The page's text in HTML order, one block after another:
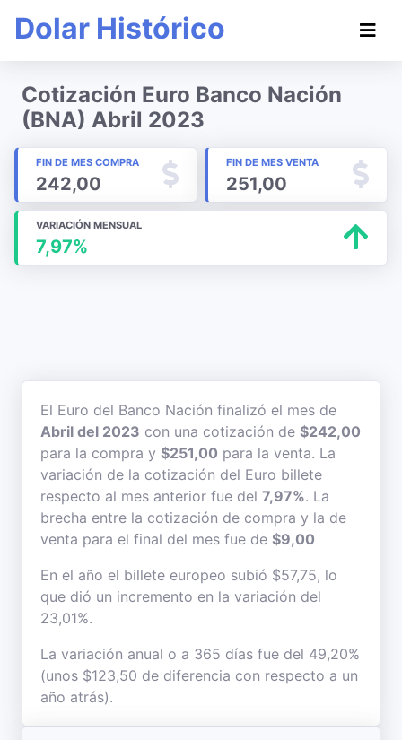
Dolar Histórico
Cotización Euro Banco Nación
(BNA) Abril 2023
FIN DE MES COMPRA
242,00
FIN DE MES VENTA
251,00
VARIACIÓN MENSUAL
7,97%
El Euro del Banco Nación finalizó el mes de
Abril del 2023 con una cotización de $242,00
para la compra y $251,00 para la venta. La
variación de la cotización del Euro billete
respecto al mes anterior fue del 7,97%. La
brecha entre la cotización de compra y la de
venta para el final del mes fue de $9,00
En el año el billete europeo subió $57,75, lo
que dió un incremento en la variación del
23,01%.
La variación anual o a 365 días fue del 49,20%
(unos $123,50 de diferencia con respecto a un
año atrás).